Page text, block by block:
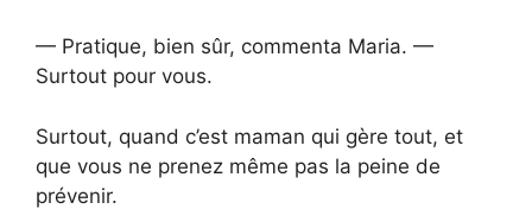
— Pratique, bien sûr, commenta Maria. —
Surtout pour vous.
Surtout, quand c’est maman qui gère tout, et
que vous ne prenez même pas la peine de
prévenir.